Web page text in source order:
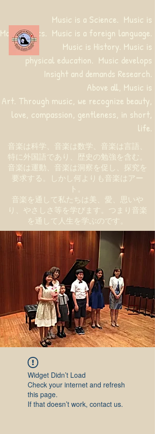
音楽は科学、音楽は数学、音楽は言語、
特に外国語であり、歴史の勉強を含む。
音楽は運動、音楽は洞察を促し、探究を
要求する。しかし何よりも音楽はアー
ト。
音楽を通して私たちは美、愛、思いや
り、やさしさ等を学びます。つまり音楽
を通して人生を学ぶのです。
Music is a Science. Music is
Mathematics. Music is a foreign language.
Music is History. Music is
physical education. Music develops
Insight and demands Research.
Above all, Music is
Art. Through music, we recognize beauty,
love, compassion, gentleness, in short,
life.
Widget Didn’t Load
Check your internet and refresh
this page.
If that doesn’t work, contact us.